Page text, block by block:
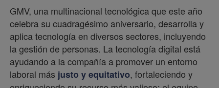
GMV, una multinacional tecnológica que este año
celebra su cuadragésimo aniversario, desarrolla y
aplica tecnología en diversos sectores, incluyendo
la gestión de personas. La tecnología digital está
ayudando a la compañía a promover un entorno
laboral más justo y equitativo, fortaleciendo y